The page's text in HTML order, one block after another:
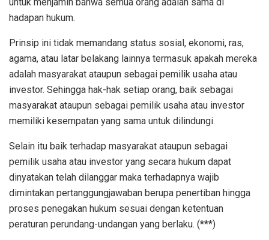
hadapan hukum.
Prinsip ini tidak memandang status sosial, ekonomi, ras,
agama, atau latar belakang lainnya termasuk apakah mereka
adalah masyarakat ataupun sebagai pemilik usaha atau
investor. Sehingga hak-hak setiap orang, baik sebagai
masyarakat ataupun sebagai pemilik usaha atau investor
memiliki kesempatan yang sama untuk dilindungi.
Selain itu baik terhadap masyarakat ataupun sebagai
pemilik usaha atau investor yang secara hukum dapat
dinyatakan telah dilanggar maka terhadapnya wajib
dimintakan pertanggungjawaban berupa penertiban hingga
proses penegakan hukum sesuai dengan ketentuan
peraturan perundang-undangan yang berlaku. (***)